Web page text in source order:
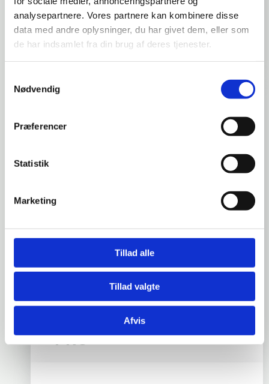
analysepartnere. Vores partnere kan kombinere disse
data med andre oplysninger, du har givet dem, eller som
de har indsamlet fra din brug af deres tjenester.
Nødvendig
Præferencer
Statistik
Marketing
Tillad alle
Tillad valgte
Afvis
EKOguard® EKO
Shield
EKOguard® EKOshield
PRO